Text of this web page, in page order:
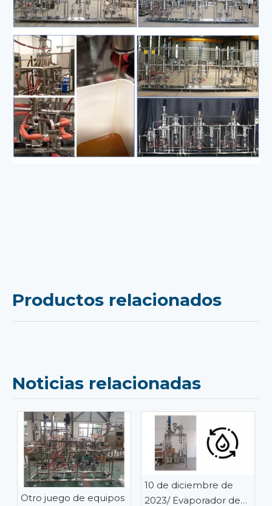
Productos relacionados
Noticias relacionadas
Otro juego de equipos
10 de diciembre de
2023/ Evaporador de